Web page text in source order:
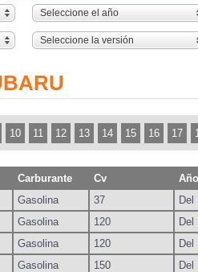
Seleccione el año
Seleccione la versión
10 11 12 13 14 15 16 17
Carburante Cv
Gasolina 37
Del
Gasolina 120
Del
Gasolina 120
Del
Gasolina 150
Del